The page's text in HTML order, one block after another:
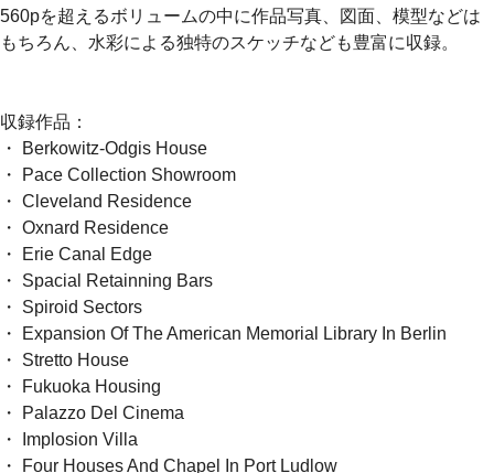
560pを超えるボリュームの中に作品写真、図面、模型などは
もちろん、水彩による独特のスケッチなども豊富に収録。
収録作品：
・ Berkowitz-Odgis House
・ Pace Collection Showroom
・ Cleveland Residence
・ Oxnard Residence
・ Erie Canal Edge
・ Spacial Retainning Bars
・ Spiroid Sectors
・ Expansion Of The American Memorial Library In Berlin
・ Stretto House
・ Fukuoka Housing
・ Palazzo Del Cinema
・ Implosion Villa
・ Four Houses And Chapel In Port Ludlow